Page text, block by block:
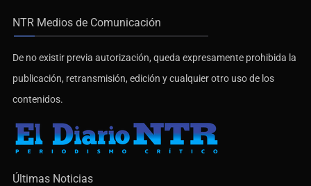
NTR Medios de Comunicación
De no existir previa autorización, queda expresamente prohibida la
publicación, retransmisión, edición y cualquier otro uso de los
contenidos.
Últimas Noticias